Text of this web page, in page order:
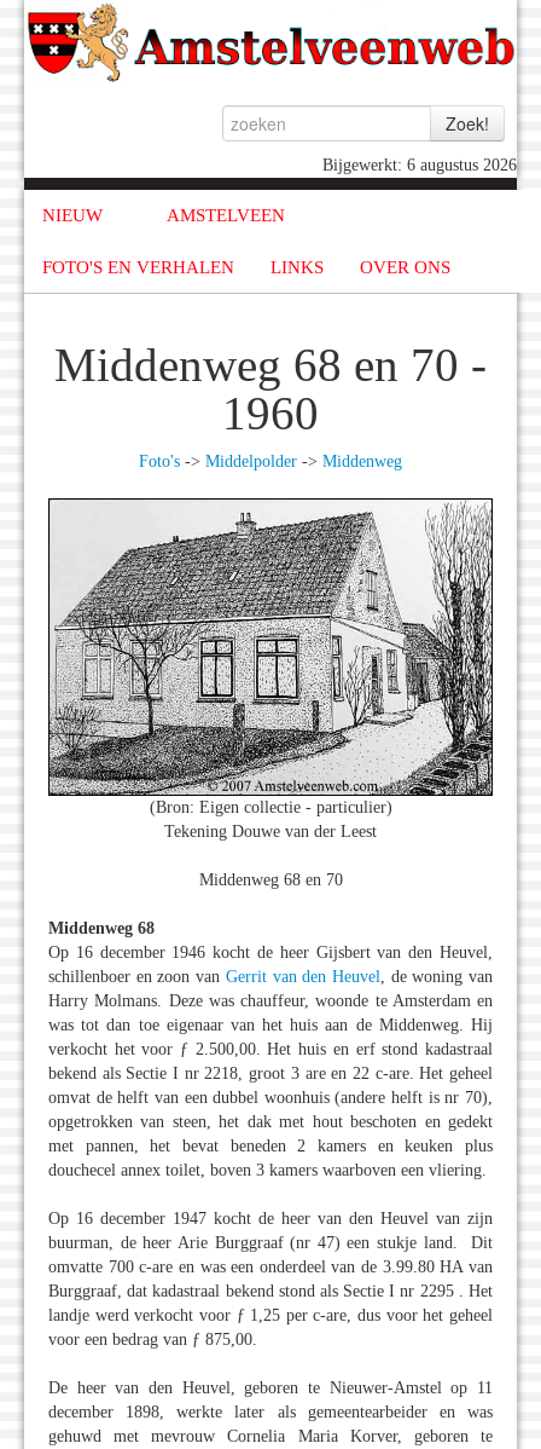
Bijgewerkt: 6 augustus 2026
NIEUW AMSTELVEEN
FOTO'S EN VERHALEN LINKS OVER ONS
Middenweg 68 en 70 -
1960
Foto's -> Middelpolder -> Middenweg
(Bron: Eigen collectie - particulier)
Tekening Douwe van der Leest
Middenweg 68 en 70
Middenweg 68
Op 16 december 1946 kocht de heer Gijsbert van den Heuvel,
schillenboer en zoon van Gerrit van den Heuvel
, de woning van
Harry Molmans. Deze was chauffeur, woonde te Amsterdam en
was tot dan toe eigenaar van het huis aan de Middenweg. Hij
verkocht het voor ƒ 2.500,00. Het huis en erf stond kadastraal
bekend als Sectie I nr 2218, groot 3 are en 22 c-are. Het geheel
omvat de helft van een dubbel woonhuis (andere helft is nr 70),
opgetrokken van steen, het dak met hout beschoten en gedekt
met pannen, het bevat beneden 2 kamers en keuken plus
douchecel annex toilet, boven 3 kamers waarboven een vliering.
Op 16 december 1947 kocht de heer van den Heuvel van zijn
buurman, de heer Arie Burggraaf (nr 47) een stukje land. Dit
omvatte 700 c-are en was een onderdeel van de 3.99.80 HA van
Burggraaf, dat kadastraal bekend stond als Sectie I nr 2295 . Het
landje werd verkocht voor ƒ 1,25 per c-are, dus voor het geheel
voor een bedrag van ƒ 875,00.
De heer van den Heuvel, geboren te Nieuwer-Amstel op 11
december 1898, werkte later als gemeentearbeider en was
gehuwd met mevrouw Cornelia Maria Korver, geboren te